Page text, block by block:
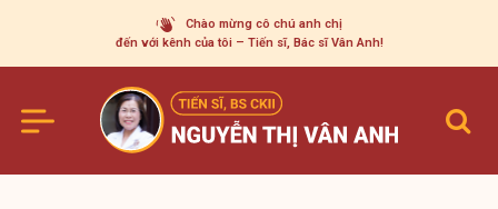
content
Chào mừng cô chú anh chị
đến với kênh của tôi – Tiến sĩ, Bác sĩ Vân Anh!